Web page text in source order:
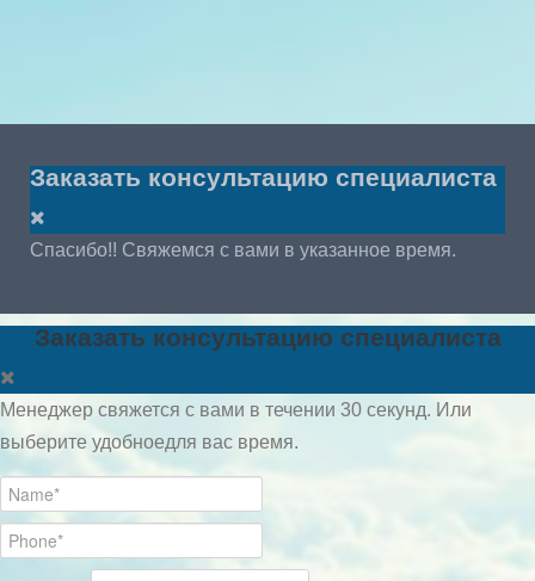
Заказать консультацию специалиста
Спасибо!! Свяжемся с вами в указанное время.
Заказать консультацию специалиста
Менеджер свяжется с вами в течении 30 секунд. Или
выберите удобноедля вас время.